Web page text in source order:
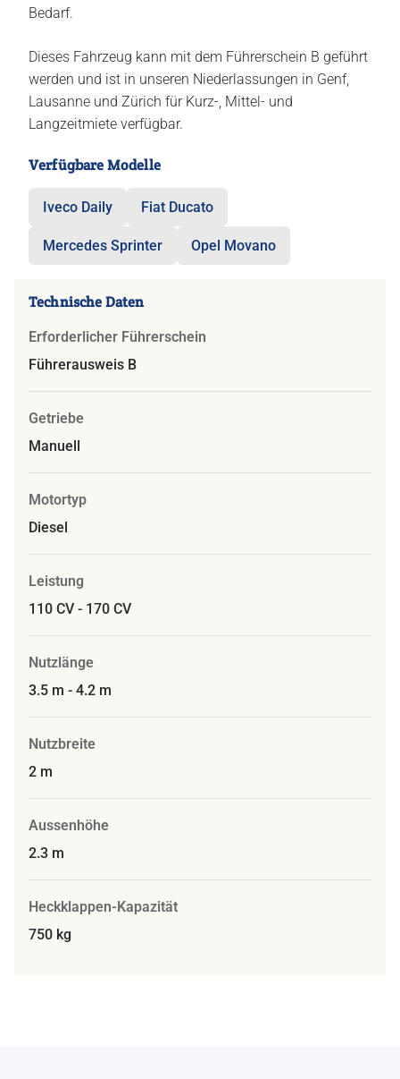
Bedarf.
Dieses Fahrzeug kann mit dem Führerschein B geführt
werden und ist in unseren Niederlassungen in Genf,
Lausanne und Zürich für Kurz-, Mittel- und
Langzeitmiete verfügbar.
Verfügbare Modelle
Iveco Daily Fiat Ducato
Mercedes Sprinter Opel Movano
Technische Daten
Erforderlicher Führerschein
Führerausweis B
Getriebe
Manuell
Motortyp
Diesel
Leistung
110 CV - 170 CV
Nutzlänge
3.5 m - 4.2 m
Nutzbreite
2 m
Aussenhöhe
2.3 m
Heckklappen-Kapazität
750 kg